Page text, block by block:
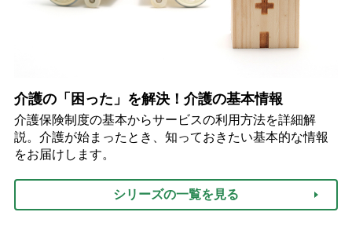
介護の「困った」を解決！介護の基本情報
介護保険制度の基本からサービスの利用方法を詳細解
説。介護が始まったとき、知っておきたい基本的な情報
をお届けします。
シリーズの一覧を見る